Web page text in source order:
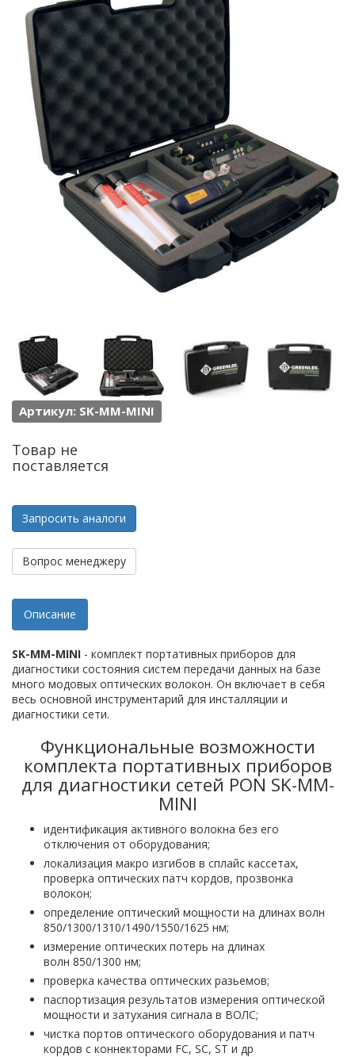
Артикул: SK-MM-MINI
Товар не
поставляется
Запросить аналоги
Вопрос менеджеру
Описание
SK-MM-MINI - комплект портативных приборов для
диагностики состояния систем передачи данных на базе
много модовых оптических волокон. Он включает в себя
весь основной инструментарий для инсталляции и
диагностики сети.
Функциональные возможности
комплекта портативных приборов
для диагностики сетей PON SK-MM-
MINI
идентификация активного волокна без его
отключения от оборудования;
локализация макро изгибов в сплайс кассетах,
проверка оптических патч кордов, прозвонка
волокон;
определение оптический мощности на длинах волн
850/1300/1310/1490/1550/1625 нм;
измерение оптических потерь на длинах
волн 850/1300 нм;
проверка качества оптических разьемов;
паспортизация результатов измерения оптической
мощности и затухания сигнала в ВОЛС;
чистка портов оптического оборудования и патч
кордов с коннекторами FC, SC, ST и др